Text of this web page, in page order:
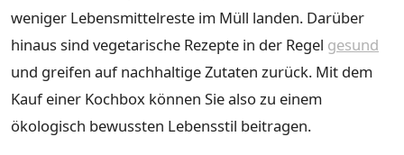
weniger Lebensmittelreste im Müll landen. Darüber
hinaus sind vegetarische Rezepte in der Regel gesund
und greifen auf nachhaltige Zutaten zurück. Mit dem
Kauf einer Kochbox können Sie also zu einem
ökologisch bewussten Lebensstil beitragen.